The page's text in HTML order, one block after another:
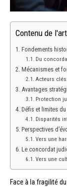
Contenu de
Fondements
Du
Mécanismes et
Acteurs
Avantages
Protection
Défis et limites
Disparités
Perspectives
Vers une
Le concordat
Vers une
Face à la fragilité